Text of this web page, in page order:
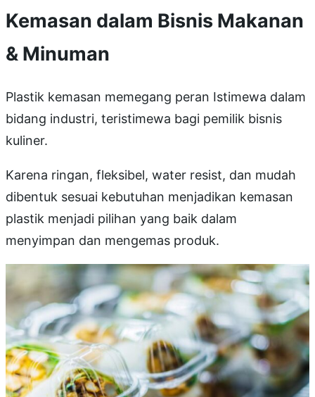
Kemasan dalam Bisnis Makanan
& Minuman
Plastik kemasan memegang peran Istimewa dalam
bidang industri, teristimewa bagi pemilik bisnis
kuliner.
Karena ringan, fleksibel, water resist, dan mudah
dibentuk sesuai kebutuhan menjadikan kemasan
plastik menjadi pilihan yang baik dalam
menyimpan dan mengemas produk.